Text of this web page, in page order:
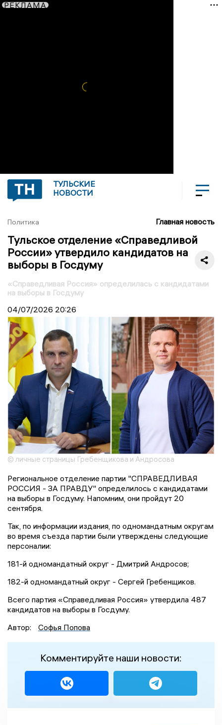
РЕКЛАМА
ТУЛЬСКИЕ
НОВОСТИ
Политика Главная новость
Тульское отделение «Справедливой
России» утвердило кандидатов на
выборы в Госдуму
«Справедливая Россия» определилась с кандидатами
на выборы в Госдуму
04/07/2026 20:26
© личные страницы Гребенщикова и Андросова
Региональное отделение партии "СПРАВЕДЛИВАЯ
РОССИЯ - ЗА ПРАВДУ" определилось с кандидатами
на выборы в Госдуму. Напомним, они пройдут 20
сентября.
Так, по информации издания, по одномандатным округам
во время съезда партии были утверждены следующие
персоналии:
181-й одномандатный округ - Дмитрий Андросов;
182-й одномандатный округ - Сергей Гребенщиков.
Всего партия «Справедливая Россия» утвердила 487
кандидатов на выборы в Госдуму.
Автор:
Софья Попова
Комментируйте наши новости: